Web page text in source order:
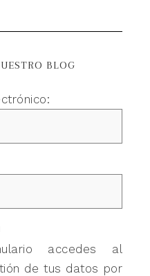
BLOG
accedes al
de tus datos por